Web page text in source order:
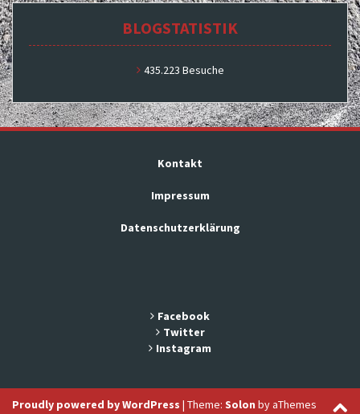
BLOGSTATISTIK
435.223 Besuche
Kontakt
Impressum
Datenschutzerklärung
Facebook
Twitter
Instagram
Proudly powered by WordPress | Theme: Solon by aThemes